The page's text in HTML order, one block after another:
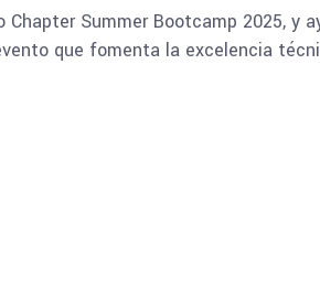
Summer Bootcamp 2025, y
que fomenta la excelencia